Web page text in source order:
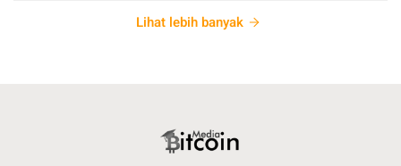
Lihat lebih banyak